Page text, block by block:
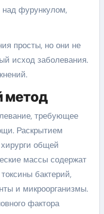
над фурункулом,
просты, но они не
исход заболевания.
метод
требующее
Раскрытием
общей
массы содержат
бактерий,
и микроорганизмы.
фактора